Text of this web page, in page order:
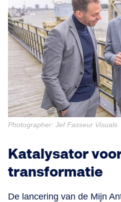
Photographer: Jef Fasseur Visuals
Katalysator
transformatie
De lancering van de Mijn